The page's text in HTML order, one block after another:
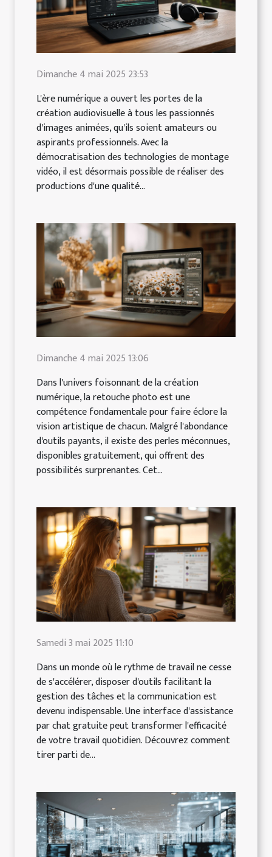
Dimanche 4 mai 2025 23:53
L'ère numérique a ouvert les portes de la
création audiovisuelle à tous les passionnés
d'images animées, qu'ils soient amateurs ou
aspirants professionnels. Avec la
démocratisation des technologies de montage
vidéo, il est désormais possible de réaliser des
productions d'une qualité...
Dimanche 4 mai 2025 13:06
Dans l'univers foisonnant de la création
numérique, la retouche photo est une
compétence fondamentale pour faire éclore la
vision artistique de chacun. Malgré l'abondance
d'outils payants, il existe des perles méconnues,
disponibles gratuitement, qui offrent des
possibilités surprenantes. Cet...
Samedi 3 mai 2025 11:10
Dans un monde où le rythme de travail ne cesse
de s'accélérer, disposer d'outils facilitant la
gestion des tâches et la communication est
devenu indispensable. Une interface d'assistance
par chat gratuite peut transformer l'efficacité
de votre travail quotidien. Découvrez comment
tirer parti de...